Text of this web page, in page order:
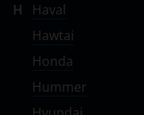
H
Haval
Hawtai
Honda
Hummer